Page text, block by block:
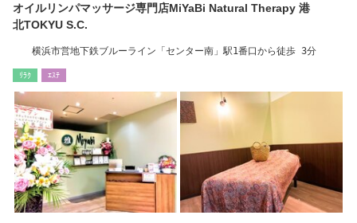
オイルリンパマッサージ専門店MiYaBi Natural Therapy 港
北TOKYU S.C.
横浜市営地下鉄ブルーライン「センター南」駅1番口から徒歩 3分
ﾘﾗｸ ｴｽﾃ